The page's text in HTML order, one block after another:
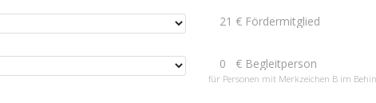
für Personen mit Merkzeichen B im